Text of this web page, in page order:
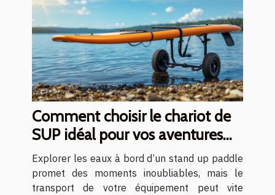
Comment choisir le chariot de
SUP idéal pour vos aventures
aquatiques ?
Explorer les eaux à bord d’un stand up paddle
promet des moments inoubliables, mais le
transport de votre équipement peut vite